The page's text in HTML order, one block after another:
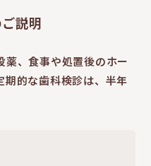
説明
薬、食事や処置後のホー
期的な歯科検診は、半年